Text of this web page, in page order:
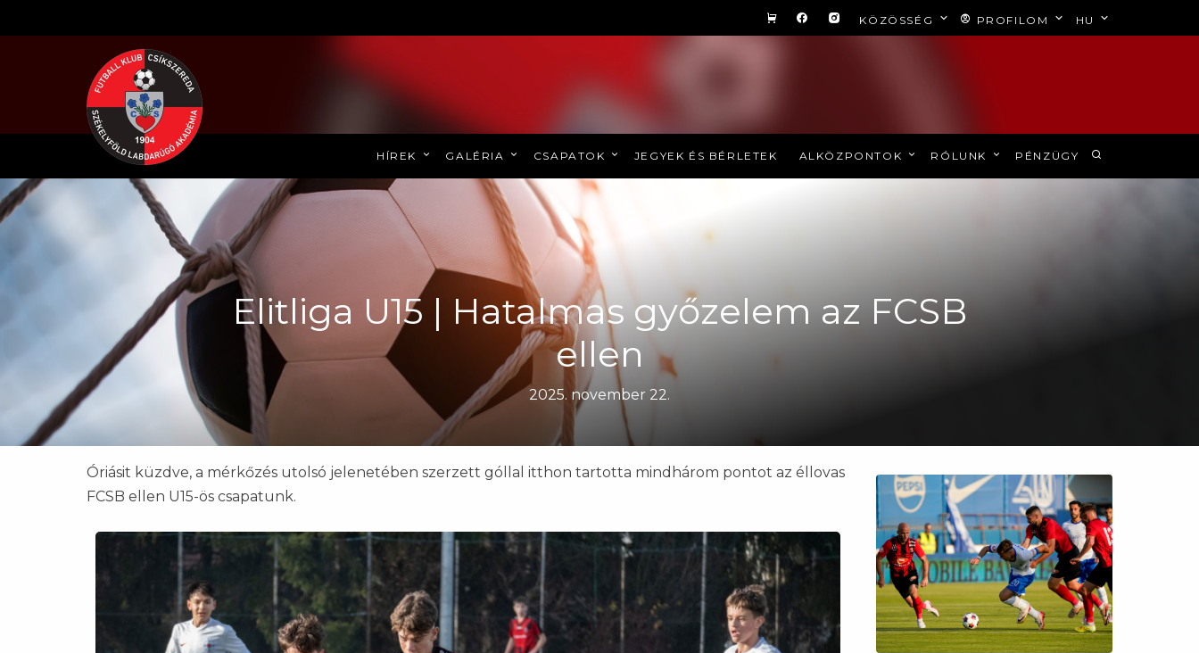
KÖZÖSSÉG PROFILOM HU
HÍREK GALÉRIA CSAPATOK JEGYEK ÉS BÉRLETEK ALKÖZPONTOK RÓLUNK PÉNZÜGY
Elitliga U15 | Hatalmas győzelem az FCSB
ellen
2025. november 22.
Óriásit küzdve, a mérkőzés utolsó jelenetében szerzett góllal itthon tartotta mindhárom pontot az éllovas
FCSB ellen U15-ös csapatunk.